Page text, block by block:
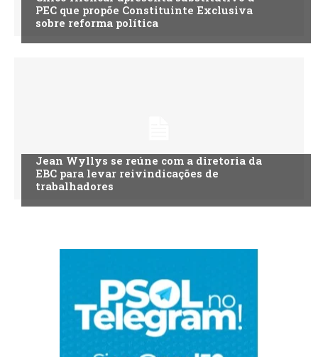
PEC que propõe Constituinte Exclusiva
sobre reforma política
Jean Wyllys se reúne com a diretoria da
EBC para levar reivindicações de
trabalhadores